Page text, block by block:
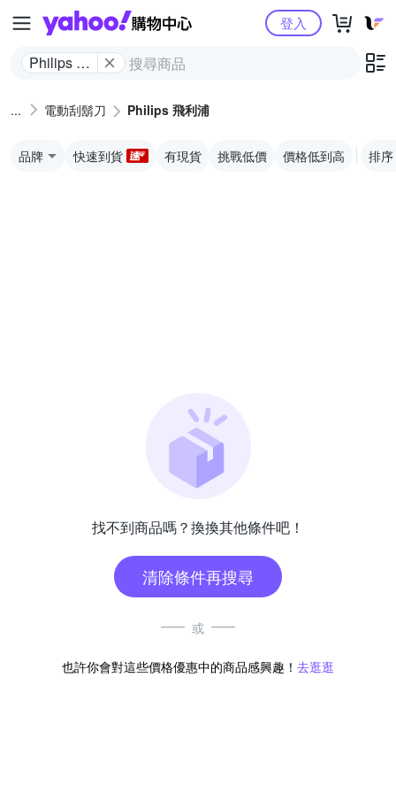
Yahoo購物中心
Philips 飛
登入
電動刮鬍刀 Philips 飛利浦
品牌 快速到貨 有現貨 挑戰低價 價格低到高 排序
找不到商品嗎？換換其他條件吧！
清除條件再搜尋
或
也許你會對這些價格優惠中的商品感興趣！ 去逛逛